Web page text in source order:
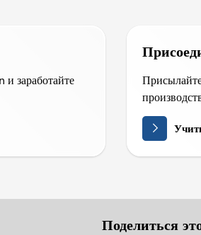
заработайте
Поделиться